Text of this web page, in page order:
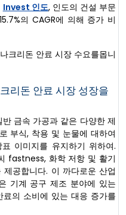
Invest 인도, 인도의 건설 부문
의 CAGR에 의해 증가 비
크리돈 안료 시장 수요를몹니
리돈 안료 시장 성장을
금속 가공과 같은 다양한 제
부식, 착용 및 눈물에 대하여
이미지를 유지하기 위하여.
fastness, 화학 저항 및 활기
공합니다. 이 까다로운 산업
기계 공구 제조 분야에 있는
의 소비에 있는 대응 증가를